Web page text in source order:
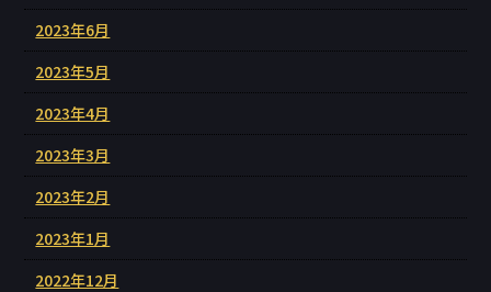
2023年6月
2023年5月
2023年4月
2023年3月
2023年2月
2023年1月
2022年12月